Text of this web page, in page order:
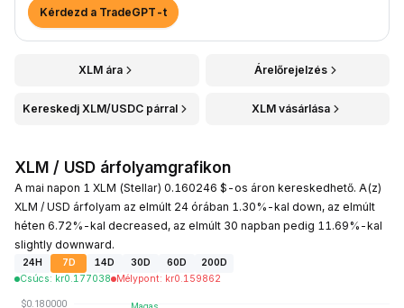
Kérdezd a TradeGPT-t
XLM ára Árelőrejelzés
Kereskedj XLM/USDC párral XLM vásárlása
XLM / USD árfolyamgrafikon
A mai napon 1 XLM (Stellar) 0.160246 $-os áron kereskedhető. A(z)
XLM / USD árfolyam az elmúlt 24 órában 1.30%-kal down, az elmúlt
héten 6.72%-kal decreased, az elmúlt 30 napban pedig 11.69%-kal
slightly downward.
24H 7D 14D 30D 60D
200D
Csúcs: kr0.177038 Mélypont: kr0.159862